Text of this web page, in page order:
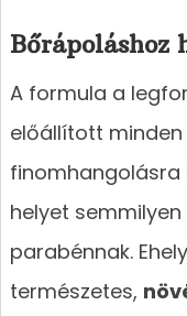
Bőrápoláshoz
A formula a
előállított
finomhangolásra
helyet
parabénnak.
természetes,